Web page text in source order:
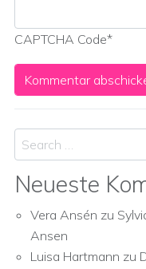
CAPTCHA Code*
Search
Neueste
Vera Ansén zu
Ansen
Luisa Hartmann zu